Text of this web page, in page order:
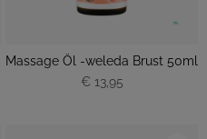
Massage Öl -weleda Brust 50ml
€ 13,95